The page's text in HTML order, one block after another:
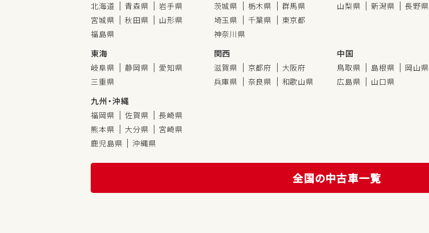
北海道 青森県
岩手県
宮城県
秋田県
山形県
福島県
茨城県 栃木県
群馬県
埼玉県
千葉県
東京都
神奈川県
山梨県 新潟県 長野県
東海
岐阜県 静岡県
愛知県
三重県
関西
滋賀県 京都府
大阪府
兵庫県
奈良県 和歌山県
中国
鳥取県 島根県
岡山県
広島県
山口県
九州・沖縄
福岡県 佐賀県
長崎県
熊本県
大分県
宮崎県
鹿児島県
沖縄県
全国の中古車一覧